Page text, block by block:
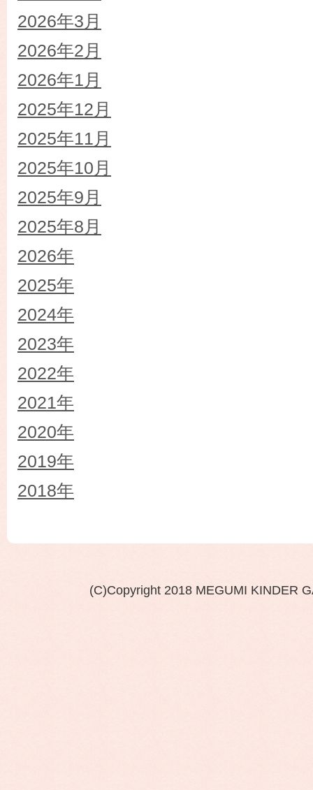
2026年3月
2026年2月
2026年1月
2025年12月
2025年11月
2025年10月
2025年9月
2025年8月
2026年
2025年
2024年
2023年
2022年
2021年
2020年
2019年
2018年
(C)Copyright 2018 MEGUMI KINDER